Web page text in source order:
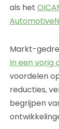
als het
Markt-
In een vorig
voordelen
reducties,
begrijpen